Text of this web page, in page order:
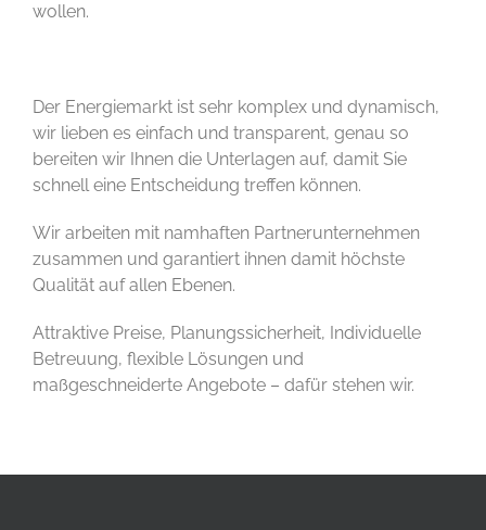
wollen.
Der Energiemarkt ist sehr komplex und dynamisch,
wir lieben es einfach und transparent, genau so
bereiten wir Ihnen die Unterlagen auf, damit Sie
schnell eine Entscheidung treffen können.
Wir arbeiten mit namhaften Partnerunternehmen
zusammen und garantiert ihnen damit höchste
Qualität auf allen Ebenen.
Attraktive Preise, Planungssicherheit, Individuelle
Betreuung, flexible Lösungen und
maßgeschneiderte Angebote – dafür stehen wir.